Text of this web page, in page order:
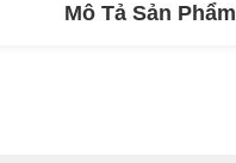
Mô Tả Sản Phẩm